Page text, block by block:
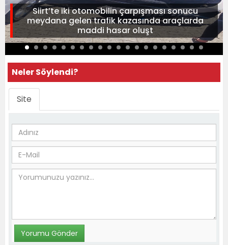
Siirt’te iki otomobilin çarpışması sonucu
meydana gelen trafik kazasında araçlarda
maddi hasar oluşt
Neler Söylendi?
Site